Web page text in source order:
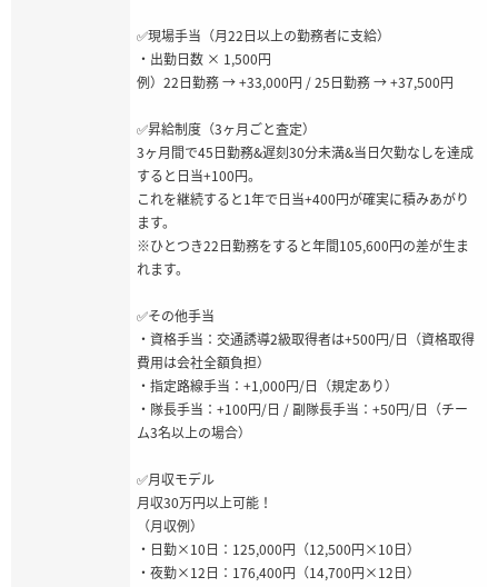
✅現場手当（月22日以上の勤務者に支給）
・出勤日数 × 1,500円
例）22日勤務 → +33,000円 / 25日勤務 → +37,500円
✅昇給制度（3ヶ月ごと査定）
3ヶ月間で45日勤務&遅刻30分未満&当日欠勤なしを達成
すると日当+100円。
これを継続すると1年で日当+400円が確実に積みあがり
ます。
※ひとつき22日勤務をすると年間105,600円の差が生ま
れます。
✅その他手当
・資格手当：交通誘導2級取得者は+500円/日（資格取得
費用は会社全額負担）
・指定路線手当：+1,000円/日（規定あり）
・隊長手当：+100円/日 / 副隊長手当：+50円/日（チー
ム3名以上の場合）
✅月収モデル
月収30万円以上可能！
（月収例）
・日勤×10日：125,000円（12,500円×10日）
・夜勤×12日：176,400円（14,700円×12日）